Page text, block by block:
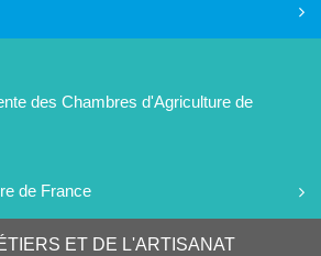
des Chambres d'Agriculture de
de France
ET DE L'ARTISANAT